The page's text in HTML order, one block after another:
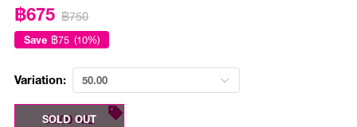
฿675 ฿750
Save ฿75 (10%)
Variation: 50.00
50.00 ML
SOLD OUT